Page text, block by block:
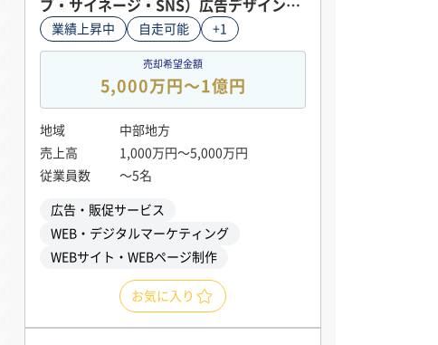
ブ・サイネージ・SNS）広告デザインの
全てが自走可能。継続売上、人件費のみ
（テレワーク環境も整備済み）安定した
業績上昇中 自走可能 +1
売却希望金額
5,000万円〜1億円
地域
中部地方
売上高
1,000万円〜5,000万円
従業員数
〜5名
広告・販促サービス
WEB・デジタルマーケティング
WEBサイト・WEBページ制作
お気に入り